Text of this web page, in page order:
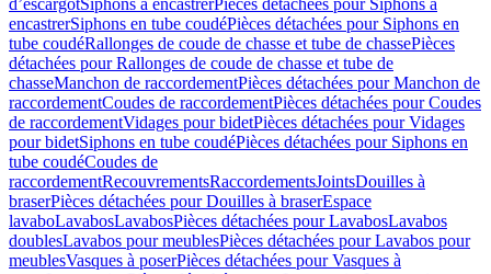
d’escargotSiphons à encastrerPièces détachées pour Siphons à
encastrerSiphons en tube coudéPièces détachées pour Siphons en
tube coudéRallonges de coude de chasse et tube de chassePièces
détachées pour Rallonges de coude de chasse et tube de
chasseManchon de raccordementPièces détachées pour Manchon de
raccordementCoudes de raccordementPièces détachées pour Coudes
de raccordementVidages pour bidetPièces détachées pour Vidages
pour bidetSiphons en tube coudéPièces détachées pour Siphons en
tube coudéCoudes de
raccordementRecouvrementsRaccordementsJointsDouilles à
braserPièces détachées pour Douilles à braserEspace
lavaboLavabosLavabosPièces détachées pour LavabosLavabos
doublesLavabos pour meublesPièces détachées pour Lavabos pour
meublesVasques à poserPièces détachées pour Vasques à